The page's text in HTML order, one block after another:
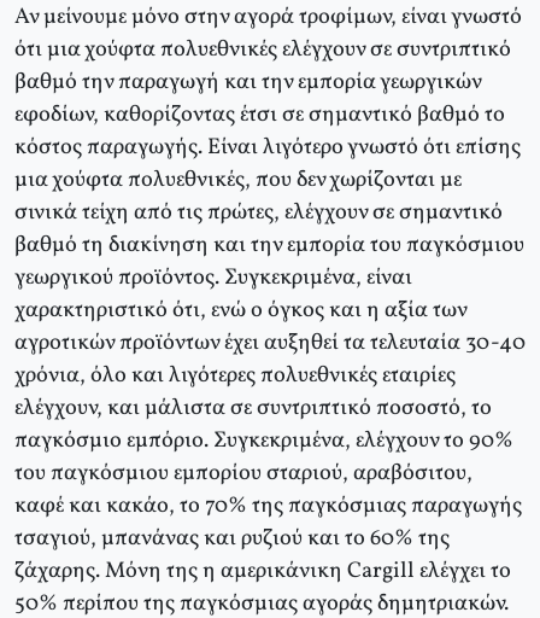
Αν μείνουμε μόνο στην αγορά τροφίμων, είναι γνωστό
ότι μια χούφτα πολυεθνικές ελέγχουν σε συντριπτικό
βαθμό την παραγωγή και την εμπορία γεωργικών
εφοδίων, καθορίζοντας έτσι σε σημαντικό βαθμό το
κόστος παραγωγής. Είναι λιγότερο γνωστό ότι επίσης
μια χούφτα πολυεθνικές, που δεν χωρίζονται με
σινικά τείχη από τις πρώτες, ελέγχουν σε σημαντικό
βαθμό τη διακίνηση και την εμπορία του παγκόσμιου
γεωργικού προϊόντος. Συγκεκριμένα, είναι
χαρακτηριστικό ότι, ενώ ο όγκος και η αξία των
αγροτικών προϊόντων έχει αυξηθεί τα τελευταία 30-40
χρόνια, όλο και λιγότερες πολυεθνικές εταιρίες
ελέγχουν, και μάλιστα σε συντριπτικό ποσοστό, το
παγκόσμιο εμπόριο. Συγκεκριμένα, ελέγχουν το 90%
του παγκόσμιου εμπορίου σταριού, αραβόσιτου,
καφέ και κακάο, το 70% της παγκόσμιας παραγωγής
τσαγιού, μπανάνας και ρυζιού και το 60% της
ζάχαρης. Μόνη της η αμερικάνικη Cargill ελέγχει το
50% περίπου της παγκόσμιας αγοράς δημητριακών.